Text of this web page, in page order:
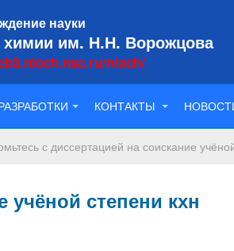
науки
химии им. Н.Н. Ворожцова
nioch/
КОНТАКТЫ
с диссертацией на соискание
учёной степени кхн